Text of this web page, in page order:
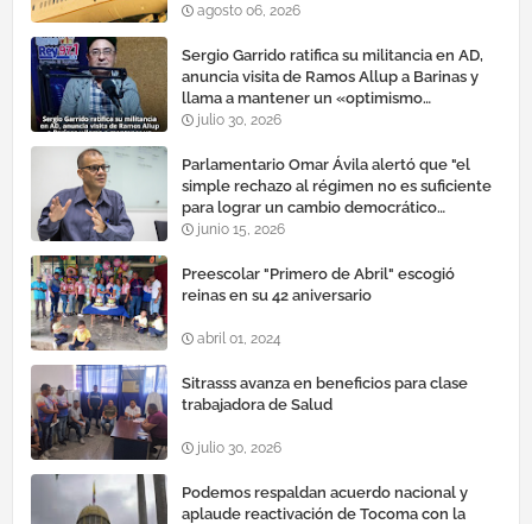
agosto 06, 2026
Sergio Garrido ratifica su militancia en AD,
anuncia visita de Ramos Allup a Barinas y
llama a mantener un «optimismo
cauteloso»
julio 30, 2026
Parlamentario Omar Ávila alertó que "el
simple rechazo al régimen no es suficiente
para lograr un cambio democrático
efectivo"
junio 15, 2026
Preescolar "Primero de Abril" escogió
reinas en su 42 aniversario
abril 01, 2024
Sitrasss avanza en beneficios para clase
trabajadora de Salud
julio 30, 2026
Podemos respaldan acuerdo nacional y
aplaude reactivación de Tocoma con la